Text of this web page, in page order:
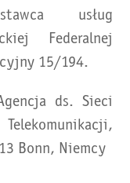
usług
Federalnej
15/194.
ds. Sieci
Bonn, Niemcy